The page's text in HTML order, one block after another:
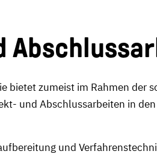
bietet zumeist im Rahmen der
und Abschlussarbeiten in
und